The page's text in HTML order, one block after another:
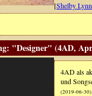
[Shelby
"Designer" (4AD,
4AD als
und
(2019-06-30)